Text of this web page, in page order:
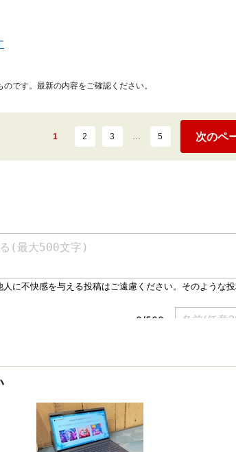
です。最新の内容をご確認ください。
1 2 3 … 5 次のペ